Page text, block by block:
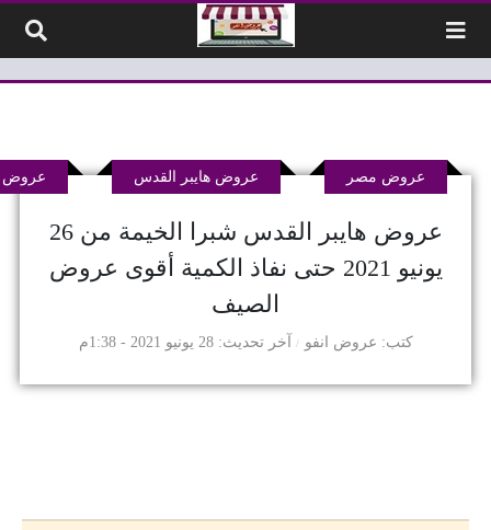
عروض هايبر القدس شبرا الخيمة من 26
يونيو 2021 حتى نفاذ الكمية أقوى عروض
الصيف
كتب عروض انفو
عروض مصر عروض هايبر القدس عروض
آخر تحديث 28 يونيو 2021 - 1:38م